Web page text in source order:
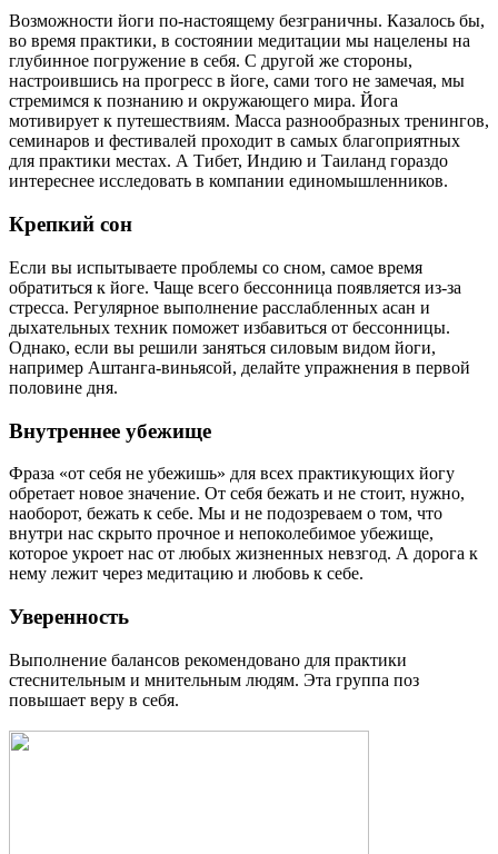
Возможности йоги по-настоящему безграничны. Казалось бы,
во время практики, в состоянии медитации мы нацелены на
глубинное погружение в себя. С другой же стороны,
настроившись на прогресс в йоге, сами того не замечая, мы
стремимся к познанию и окружающего мира. Йога
мотивирует к путешествиям. Масса разнообразных тренингов,
семинаров и фестивалей проходит в самых благоприятных
для практики местах. А Тибет, Индию и Таиланд гораздо
интереснее исследовать в компании единомышленников.
Крепкий сон
Если вы испытываете проблемы со сном, самое время
обратиться к йоге. Чаще всего бессонница появляется из-за
стресса. Регулярное выполнение расслабленных асан и
дыхательных техник поможет избавиться от бессонницы.
Однако, если вы решили заняться силовым видом йоги,
например Аштанга-виньясой, делайте упражнения в первой
половине дня.
Внутреннее убежище
Фраза «от себя не убежишь» для всех практикующих йогу
обретает новое значение. От себя бежать и не стоит, нужно,
наоборот, бежать к себе. Мы и не подозреваем о том, что
внутри нас скрыто прочное и непоколебимое убежище,
которое укроет нас от любых жизненных невзгод. А дорога к
нему лежит через медитацию и любовь к себе.
Уверенность
Выполнение балансов рекомендовано для практики
стеснительным и мнительным людям. Эта группа поз
повышает веру в себя.